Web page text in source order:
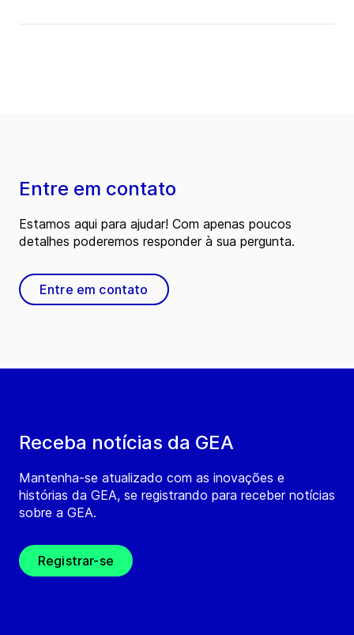
Receba notícias da GEA
Mantenha-se atualizado com as inovações e
histórias da GEA, se registrando para receber notícias
sobre a GEA.
Registrar-se
Entre em contato
Estamos aqui para ajudar! Com apenas poucos
detalhes poderemos responder à sua pergunta.
Entre em contato